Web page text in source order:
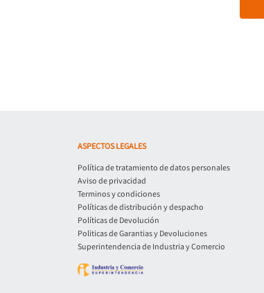
ASPECTOS LEGALES
Política de tratamiento de datos personales
Aviso de privacidad
Terminos y condiciones
Políticas de distribución y despacho
Políticas de Devolución
Politicas de Garantias y Devoluciones
Superintendencia de Industria y Comercio